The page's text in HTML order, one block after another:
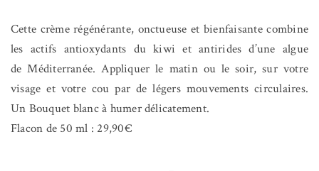
Cette crème régénérante, onctueuse et bienfaisante combine
les actifs antioxydants du kiwi et antirides d’une algue
de Méditerranée. Appliquer le matin ou le soir, sur votre
visage et votre cou par de légers mouvements circulaires.
Un Bouquet blanc à humer délicatement.
Flacon de 50 ml : 29,90€